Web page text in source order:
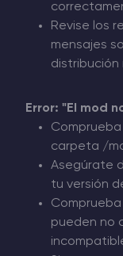
Revise los
mensajes
distribución
Error: "El mod
carpeta /
Asegúrate
tu versión
pueden no